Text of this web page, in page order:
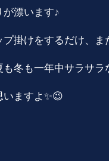
が漂います♪
掛けをするだけ、
冬も一年中サラサ
いますよ✨😉